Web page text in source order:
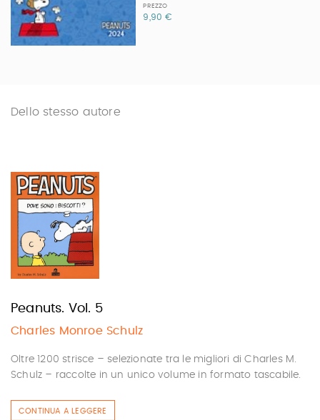
PREZZO
9,90 €
Dello stesso autore
Peanuts. Vol. 5
Charles Monroe Schulz
Oltre 1200 strisce – selezionate tra le migliori di Charles M.
Schulz – raccolte in un unico volume in formato tascabile.
CONTINUA A LEGGERE